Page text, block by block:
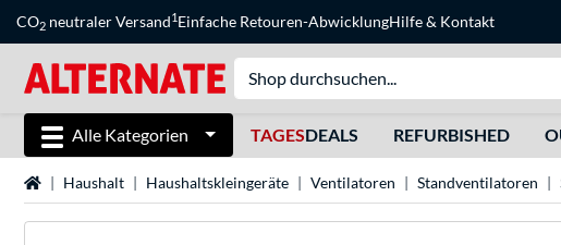
CO2 neutraler Versand1Einfache Retouren-AbwicklungHilfe& Kontakt
Alle Kategorien TAGESDEALS REFURBISHED
StartseiteHaushalt Haushaltskleingeräte Ventilatoren Standventilatoren